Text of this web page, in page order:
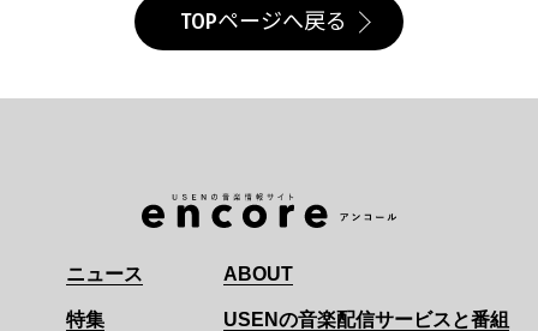
TOPページへ戻る
ニュース
特集
ABOUT
USENの音楽配信サービスと番組